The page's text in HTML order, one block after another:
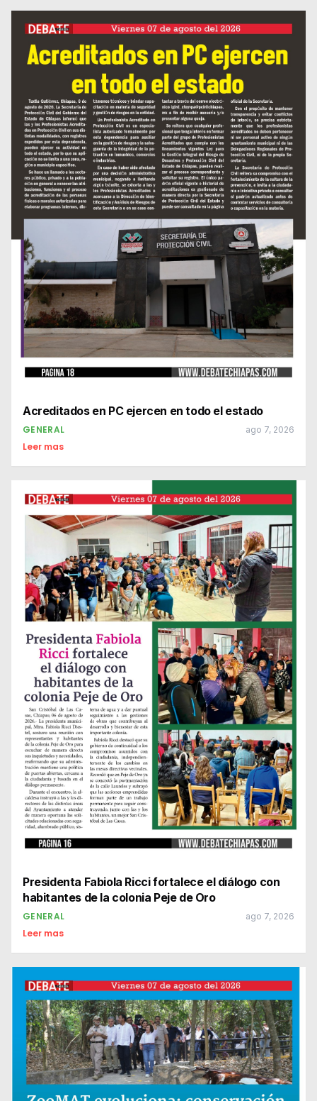
Acreditados en PC ejercen en todo el estado
GENERAL ago 7, 2026
Leer mas
Presidenta Fabiola Ricci fortalece el diálogo con
habitantes de la colonia Peje de Oro
GENERAL ago 7, 2026
Leer mas